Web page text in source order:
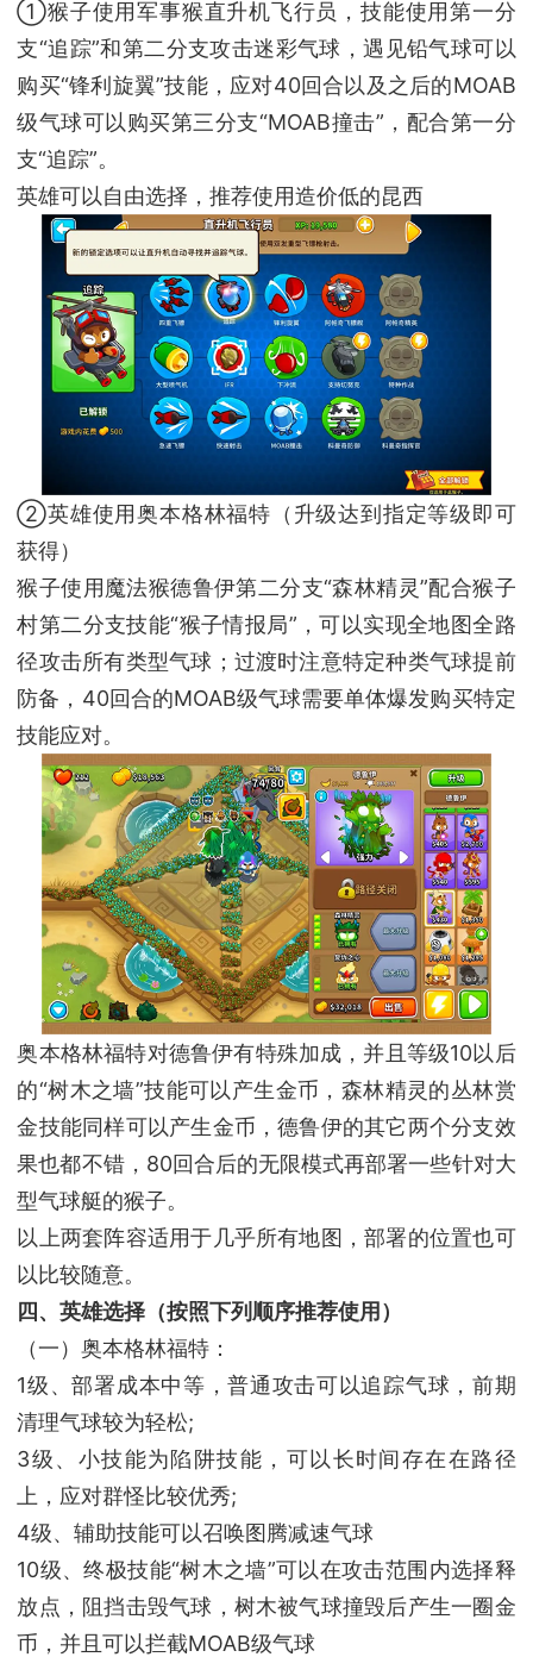
①猴子使用军事猴直升机飞行员，技能使用第一分
支“追踪”和第二分支攻击迷彩气球，遇见铅气球可以
购买“锋利旋翼”技能，应对40回合以及之后的MOAB
级气球可以购买第三分支“MOAB撞击”，配合第一分
支“追踪”。
英雄可以自由选择，推荐使用造价低的昆西
②英雄使用奥本格林福特（升级达到指定等级即可
获得）
猴子使用魔法猴德鲁伊第二分支“森林精灵”配合猴子
村第二分支技能“猴子情报局”，可以实现全地图全路
径攻击所有类型气球；过渡时注意特定种类气球提前
防备，40回合的MOAB级气球需要单体爆发购买特定
技能应对。
奥本格林福特对德鲁伊有特殊加成，并且等级10以后
的“树木之墙”技能可以产生金币，森林精灵的丛林赏
金技能同样可以产生金币，德鲁伊的其它两个分支效
果也都不错，80回合后的无限模式再部署一些针对大
型气球艇的猴子。
以上两套阵容适用于几乎所有地图，部署的位置也可
以比较随意。
四、英雄选择（按照下列顺序推荐使用）
（一）奥本格林福特：
1级、部署成本中等，普通攻击可以追踪气球，前期
清理气球较为轻松;
3级、小技能为陷阱技能，可以长时间存在在路径
上，应对群怪比较优秀;
4级、辅助技能可以召唤图腾减速气球
10级、终极技能“树木之墙”可以在攻击范围内选择释
放点，阻挡击毁气球，树木被气球撞毁后产生一圈金
币，并且可以拦截MOAB级气球